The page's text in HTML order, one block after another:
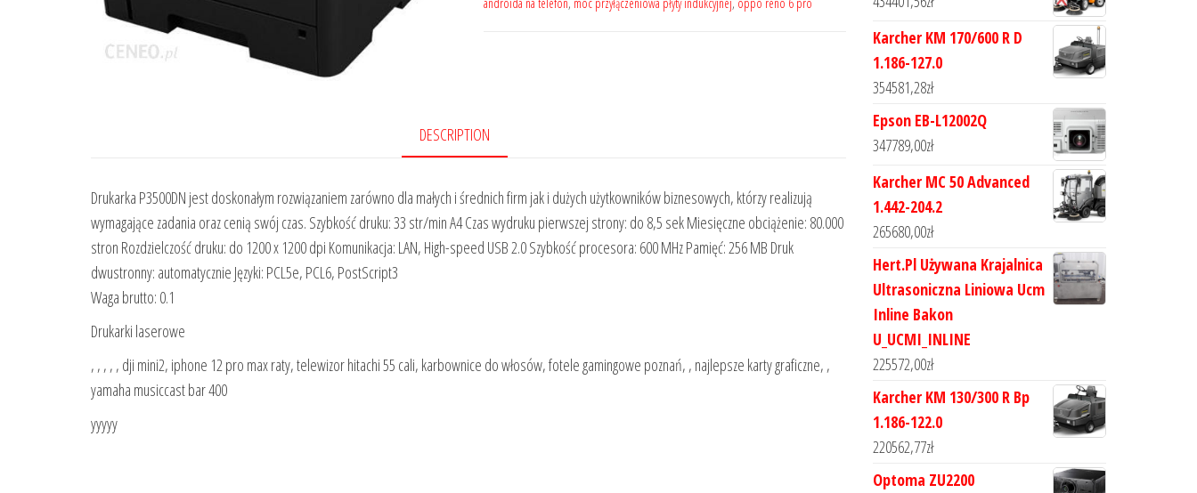
DESCRIPTION
Drukarka P3500DN jest doskonałym rozwiązaniem zarówno dla małych i średnich firm jak i dużych użytkowników biznesowych, którzy realizują
wymagające zadania oraz cenią swój czas. Szybkość druku: 33 str/min A4 Czas wydruku pierwszej strony: do 8,5 sek Miesięczne obciążenie: 80.000
stron Rozdzielczość druku: do 1200 x 1200 dpi Komunikacja: LAN, High-speed USB 2.0 Szybkość procesora: 600 MHz Pamięć: 256 MB Druk
dwustronny: automatycznie Języki: PCL5e, PCL6, PostScript3
Waga brutto: 0.1
Drukarki laserowe
, , , , , dji mini2, iphone 12 pro max raty, telewizor hitachi 55 cali, karbownice do włosów, fotele gamingowe poznań, , najlepsze karty graficzne, ,
yamaha musiccast bar 400
yyyyy
Karcher KM 170/600 R D
1.186-127.0
354581,28zł
Epson EB-L12002Q
347789,00zł
Karcher MC 50 Advanced
1.442-204.2
265680,00zł
Hert.Pl Używana Krajalnica
Ultrasoniczna Liniowa Ucm
Inline Bakon
U_UCMI_INLINE
225572,00zł
Karcher KM 130/300 R Bp
1.186-122.0
220562,77zł
Optoma ZU2200